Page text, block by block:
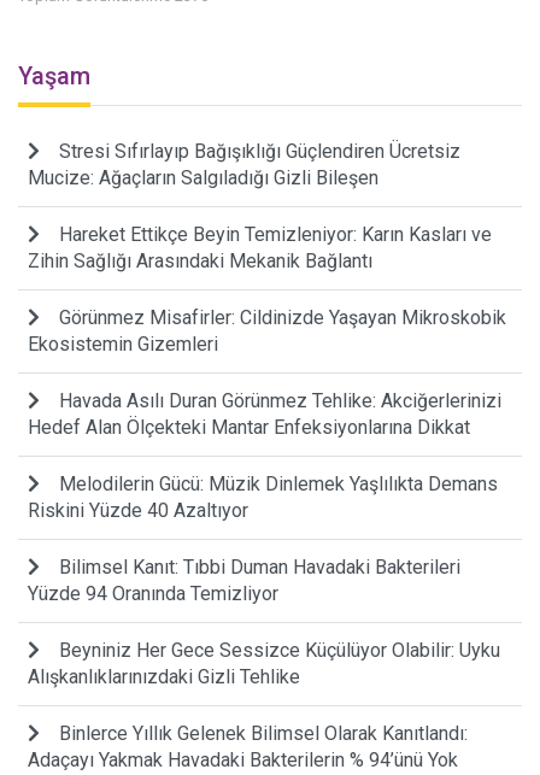
Yaşam
Stresi Sıfırlayıp Bağışıklığı Güçlendiren Ücretsiz
Mucize: Ağaçların Salgıladığı Gizli Bileşen
Hareket Ettikçe Beyin Temizleniyor: Karın Kasları ve
Zihin Sağlığı Arasındaki Mekanik Bağlantı
Görünmez Misafirler: Cildinizde Yaşayan Mikroskobik
Ekosistemin Gizemleri
Havada Asılı Duran Görünmez Tehlike: Akciğerlerinizi
Hedef Alan Ölçekteki Mantar Enfeksiyonlarına Dikkat
Melodilerin Gücü: Müzik Dinlemek Yaşlılıkta Demans
Riskini Yüzde 40 Azaltıyor
Bilimsel Kanıt: Tıbbi Duman Havadaki Bakterileri
Yüzde 94 Oranında Temizliyor
Beyniniz Her Gece Sessizce Küçülüyor Olabilir: Uyku
Alışkanlıklarınızdaki Gizli Tehlike
Binlerce Yıllık Gelenek Bilimsel Olarak Kanıtlandı:
Adaçayı Yakmak Havadaki Bakterilerin % 94’ünü Yok